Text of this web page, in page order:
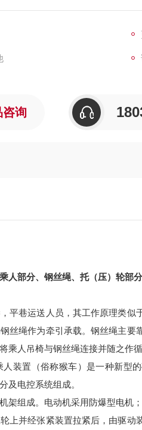
咨询
人部分、钢丝绳、托（压）轮部
平巷运送人员，其工作原理类似
丝绳作为牵引承载。钢丝绳主要
乘人吊椅与钢丝绳连接并随之作
装置（俗称猴车）是一种新型
及电控系统组成。
架组成。电动机采用防爆型电机
上并经张紧装置拉紧后，由驱动